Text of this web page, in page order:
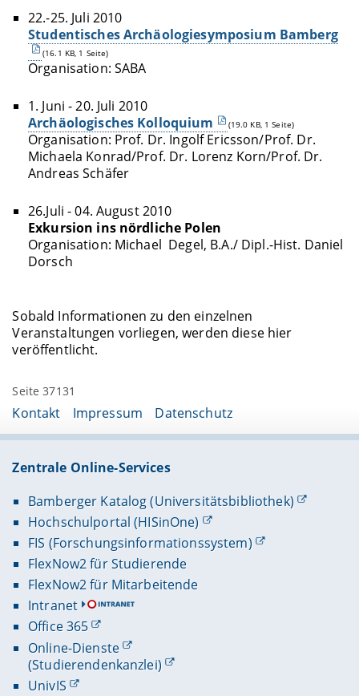
22.-25. Juli 2010
Studentisches Archäologiesymposium Bamberg
(16.1 KB, 1 Seite)
Organisation: SABA
1. Juni - 20. Juli 2010
Archäologisches Kolloquium
(19.0 KB, 1 Seite)
Organisation: Prof. Dr. Ingolf Ericsson/Prof. Dr.
Michaela Konrad/Prof. Dr. Lorenz Korn/Prof. Dr.
Andreas Schäfer
26.Juli - 04. August 2010
Exkursion ins nördliche Polen
Organisation: Michael Degel, B.A./ Dipl.-Hist. Daniel
Dorsch
Sobald Informationen zu den einzelnen
Veranstaltungen vorliegen, werden diese hier
veröffentlicht.
Seite 37131
Kontakt Impressum Datenschutz
Zentrale Online-Services
Bamberger Katalog (Universitätsbibliothek)
Hochschulportal (HISinOne)
FIS (Forschungsinformationssystem)
FlexNow2 für Studierende
FlexNow2 für Mitarbeitende
Intranet
Office 365
Online-Dienste
(Studierendenkanzlei)
UnivIS